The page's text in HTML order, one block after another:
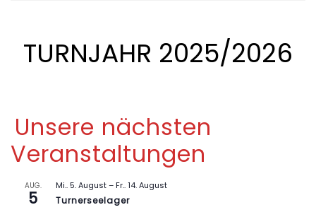
TURNJAHR 2025/2026
Unsere nächsten
Veranstaltungen
AUG.
5
Mi.. 5. August– Fr.. 14. August
Turnerseelager